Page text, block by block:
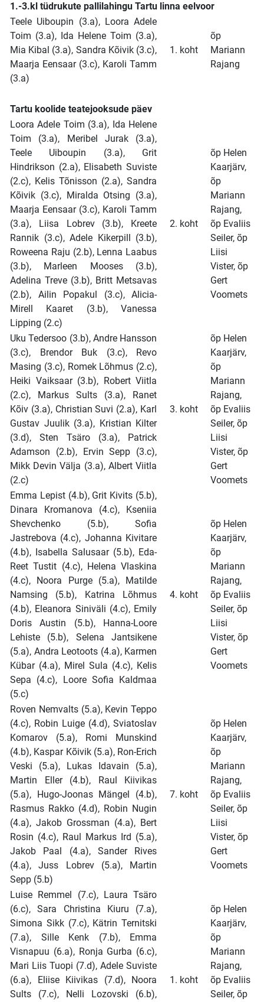
1.-3.kl tüdrukute pallilahingu Tartu linna eelvoor
Teele Uiboupin (3.a), Loora Adele
Toim (3.a), Ida Helene Toim (3.a),
Mia Kibal (3.a), Sandra Kõivik (3.c),
Maarja Eensaar (3.c), Karoli Tamm
(3.a)
1. koht
õp
Mariann
Rajang
Tartu koolide teatejooksude päev
Loora Adele Toim (3.a), Ida Helene
Toim (3.a), Meribel Jurak (3.a),
Teele Uiboupin (3.a), Grit
Hindrikson (2.a), Elisabeth Suviste
(2.c), Kelis Tõnisson (2.a), Sandra
Kõivik (3.c), Miralda Otsing (3.a),
Maarja Eensaar (3.c), Karoli Tamm
(3.a), Liisa Lobrev (3.b), Kreete
Rannik (3.c), Adele Kikerpill (3.b),
Roweena Raju (2.b), Lenna Laabus
(3.b), Marleen Mooses (3.b),
Adelina Treve (3.b), Britt Metsavas
(2.b), Ailin Popakul (3.c), Alicia-
Mirell Kaaret (3.b), Vanessa
Lipping (2.c)
2. koht
õp Helen
Kaarjärv,
õp
Mariann
Rajang,
õp Evaliis
Seiler, õp
Liisi
Vister, õp
Gert
Voomets
Uku Tedersoo (3.b), Andre Hansson
(3.c), Brendor Buk (3.c), Revo
Masing (3.c), Romek Lõhmus (2.c),
Heiki Vaiksaar (3.b), Robert Viitla
(2.c), Markus Sults (3.a), Ranet
Kõiv (3.a), Christian Suvi (2.a), Karl
Gustav Juulik (3.a), Kristian Kilter
(3.d), Sten Tsäro (3.a), Patrick
Adamson (2.b), Ervin Sepp (3.c),
Mikk Devin Välja (3.a), Albert Viitla
(2.c)
3. koht
õp Helen
Kaarjärv,
õp
Mariann
Rajang,
õp Evaliis
Seiler, õp
Liisi
Vister, õp
Gert
Voomets
Emma Lepist (4.b), Grit Kivits (5.b),
Dinara Kromanova (4.c), Kseniia
Shevchenko (5.b), Sofia
Jastrebova (4.c), Johanna Kivitare
(4.b), Isabella Salusaar (5.b), Eda-
Reet Tustit (4.c), Helena Vlaskina
(4.c), Noora Purge (5.a), Matilde
Namsing (5.b), Katrina Lõhmus
(4.b), Eleanora Siniväli (4.c), Emily
Doris Austin (5.b), Hanna-Loore
Lehiste (5.b), Selena Jantsikene
(5.a), Andra Leotoots (4.a), Karmen
Kübar (4.a), Mirel Sula (4.c), Kelis
Sepa (4.c), Loore Sofia Kaldmaa
(5.c)
4. koht
õp Helen
Kaarjärv,
õp
Mariann
Rajang,
õp Evaliis
Seiler, õp
Liisi
Vister, õp
Gert
Voomets
Roven Nemvalts (5.a), Kevin Teppo
(4.c), Robin Luige (4.d), Sviatoslav
Komarov (5.a), Romi Munskind
(4.b), Kaspar Kõivik (5.a), Ron-Erich
Veski (5.a), Lukas Idavain (5.a),
Martin Eller (4.b), Raul Kiivikas
(5.a), Hugo-Joonas Mängel (4.b),
Rasmus Rakko (4.d), Robin Nugin
(4.a), Jakob Grossman (4.a), Bert
Rosin (4.c), Raul Markus Ird (5.a),
Jakob Paal (4.a), Sander Rives
(4.a), Juss Lobrev (5.a), Martin
Sepp (5.b)
7. koht
õp Helen
Kaarjärv,
õp
Mariann
Rajang,
õp Evaliis
Seiler, õp
Liisi
Vister, õp
Gert
Voomets
Luise Remmel (7.c), Laura Tsäro
(6.c), Sara Christina Kiuru (7.a),
Simona Sikk (7.c), Kätrin Ternitski
(7.a), Sille Kenk (7.b), Emma
Visnapuu (6.a), Ronja Gurba (6.c),
Mari Liis Tuopi (7.d), Adele Suviste
(6.a), Eliise Kiivikas (7.d), Noora
Sults (7.c), Nelli Lozovski (6.b),
1. koht
õp Helen
Kaarjärv,
õp
Mariann
Rajang,
õp Evaliis
Seiler, õp